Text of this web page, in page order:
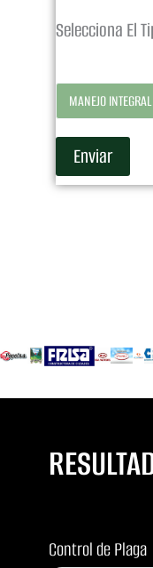
Selecciona El
Control de Plaga